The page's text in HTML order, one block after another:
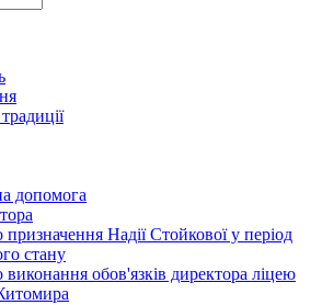
допомога
Надії Стойкової у період
стану
виконання обов'язків директора ліцею